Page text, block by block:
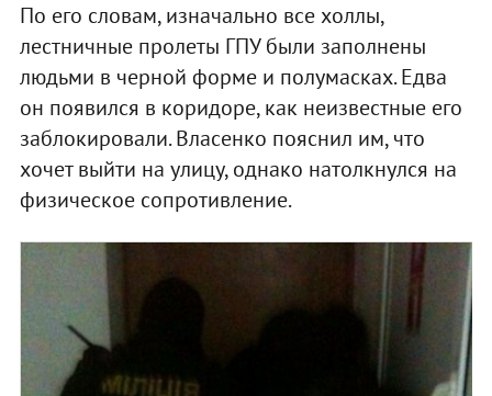
По его словам, изначально все холлы,
лестничные пролеты ГПУ были заполнены
людьми в черной форме и полумасках. Едва
он появился в коридоре, как неизвестные его
заблокировали. Власенко пояснил им, что
хочет выйти на улицу, однако натолкнулся на
физическое сопротивление.